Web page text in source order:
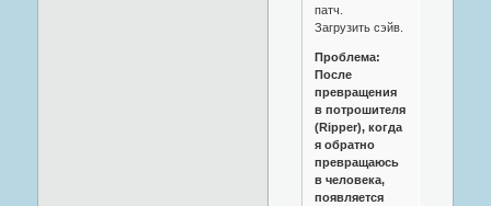
патч.
Загрузить сэйв.
Проблема:
После
превращения
в потрошителя
(Ripper), когда
я обратно
превращаюсь
в человека,
появляется